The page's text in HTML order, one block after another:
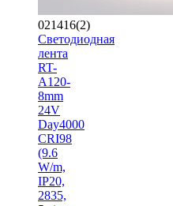
021416(2)
Светодиодная
лента
RT-
A120-
8mm
24V
Day4000
CRI98
(9.6
W/m,
IP20,
2835,